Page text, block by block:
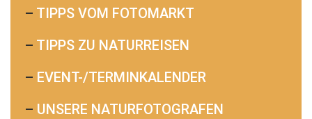
– TIPPS VOM FOTOMARKT
– TIPPS ZU NATURREISEN
– EVENT-/TERMINKALENDER
– UNSERE NATURFOTOGRAFEN